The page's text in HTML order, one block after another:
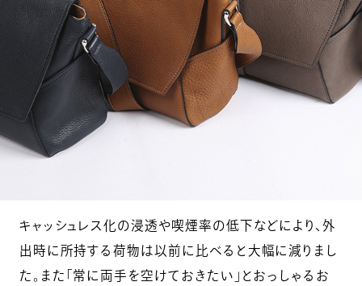
キャッシュレス化の浸透や喫煙率の低下などにより、外
出時に所持する荷物は以前に比べると大幅に減りまし
た。また「常に両手を空けておきたい」とおっしゃるお